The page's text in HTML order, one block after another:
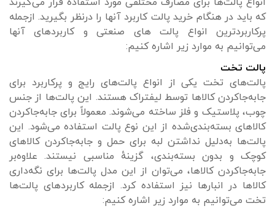
که باید در هنگام خرید پالت کاربرد آنها را درنظر بگیرید. ازجمله
پرکاربردترین انواع پالت‌ های صنعتی و کاربردهای آنها
می‌توانیم به موارد زیر اشاره کنیم:
پالت تخت
پالت‌های تخت یکی از انواع پالت‌های رایج و پرکاربرد برای
جابه‌جاکردن کالاها توسط لیفتراک هستند. این پالت‌ها از جنس
چوب، پلاستیک و فلز ساخته می‌شوند. معمولاً برای جابه‌جاکردن
کالاهای بسته‌بندی‌شده از این نوع پالت استفاده می‌شود. این
پالت‌ها به‌دلیل نداشتن لبه برای حمل و جابه‌جاکردن کالاهای
کوچک و بدون بسته‌بندی، گزینهٔ مناسبی نیستند. علاوه‌بر
جابه‌جاکردن کالاها، می‌توان از این مدل پالت‌ها برای نگه‌داری
کالاها در انبارها نیز استفاده کرد. ازجمله کاربردهای پالت‌ها
تخت می‌توانیم به موارد زیر اشاره کنیم: